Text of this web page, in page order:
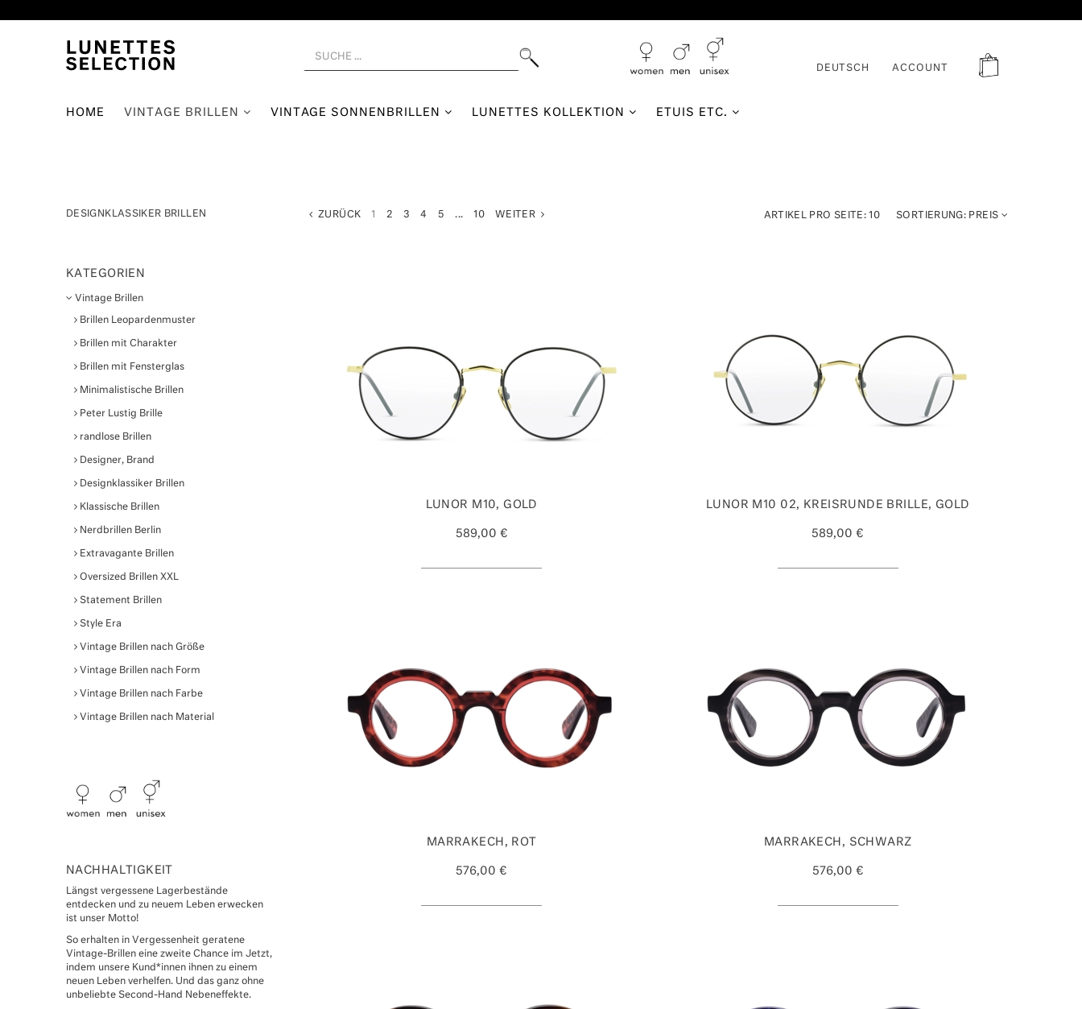
DEUTSCH ACCOUNT
HOME VINTAGE BRILLEN VINTAGE SONNENBRILLEN LUNETTES KOLLEKTION ETUIS ETC.
DESIGNKLASSIKER BRILLEN
KATEGORIEN
Vintage Brillen
Brillen Leopardenmuster
Brillen mit Charakter
Brillen mit Fensterglas
Minimalistische Brillen
Peter Lustig Brille
randlose Brillen
Designer, Brand
Designklassiker Brillen
Klassische Brillen
Nerdbrillen Berlin
Extravagante Brillen
Oversized Brillen XXL
Statement Brillen
Style Era
Vintage Brillen nach Größe
Vintage Brillen nach Form
Vintage Brillen nach Farbe
Vintage Brillen nach Material
NACHHALTIGKEIT
Längst vergessene Lagerbestände
entdecken und zu neuem Leben erwecken
ist unser Motto!
So erhalten in Vergessenheit geratene
Vintage-Brillen eine zweite Chance im Jetzt,
indem unsere Kund*innen ihnen zu einem
neuen Leben verhelfen. Und das ganz ohne
unbeliebte Second-Hand Nebeneffekte.
ZURÜCK 1 2 3 4 5 ... 10 WEITER SORTIERUNG: PREIS
ARTIKEL PRO SEITE:10
LUNOR M10, GOLD
589,00 €
LUNOR M10 02, KREISRUNDE BRILLE, GOLD
589,00 €
MARRAKECH, ROT
576,00 €
MARRAKECH, SCHWARZ
576,00 €